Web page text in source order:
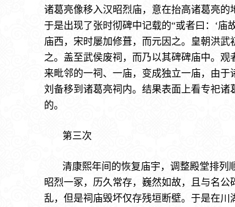
诸葛亮像移入汉昭烈庙，意在抬高诸葛亮的
于是出现了张时彻碑中记载的“或者曰：‘
庙西，宋时屡加修葺，而元因之。皇朝洪
之。盖至武侯废祠，而乃以其碑碑庙中。
来毗邻的一祠、一庙，变成独立一庙，由
刘备移到诸葛亮祠内。结果表面上看专祀
的。
第三次
清康熙年间的恢复庙宇，调整殿堂排列
昭烈一冢，历久常存，巍然如故，且与名
乱，但是祠庙毁坏仅存残垣断壁。于是在